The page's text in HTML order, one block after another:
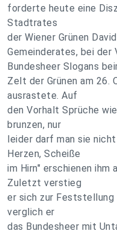
forderte heute eine
Stadtrates
der Wiener Grünen
Gemeinderates, bei der
Bundesheer Slogans
Zelt der Grünen am 26.
ausrastete. Auf
den Vorhalt Sprüche
brunzen, nur
leider darf man sie
Herzen, Scheiße
im Hirn" erschienen ihm
Zuletzt verstieg
er sich zur Feststellung
verglich er
das Bundesheer mit